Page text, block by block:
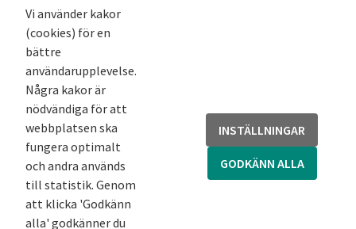
Nyhetsbrev
Andra webbplatser
Arkivsök
Fornsök
Fornreg
Bebyggelseregistret
Runor
Kringla
Vi använder kakor
(cookies) för en
bättre
användarupplevelse.
Några kakor är
nödvändiga för att
webbplatsen ska
fungera optimalt
och andra används
till statistik. Genom
att klicka 'Godkänn
alla' godkänner du
INSTÄLLNINGAR
GODKÄNN ALLA